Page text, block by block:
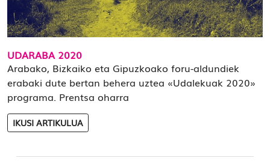
UDARABA 2020
Arabako, Bizkaiko eta Gipuzkoako foru-aldundiek
erabaki dute bertan behera uztea «Udalekuak 2020»
programa. Prentsa oharra
IKUSI ARTIKULUA